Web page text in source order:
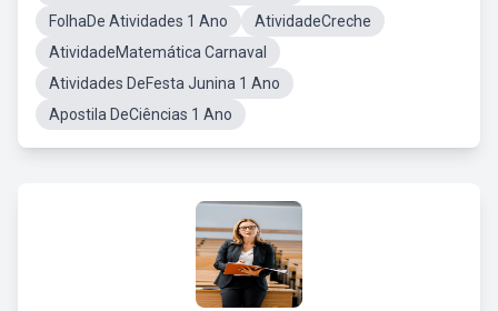
FolhaDe Atividades 1 Ano
AtividadeCreche
AtividadeMatemática Carnaval
Atividades DeFesta Junina 1 Ano
Apostila DeCiências 1 Ano